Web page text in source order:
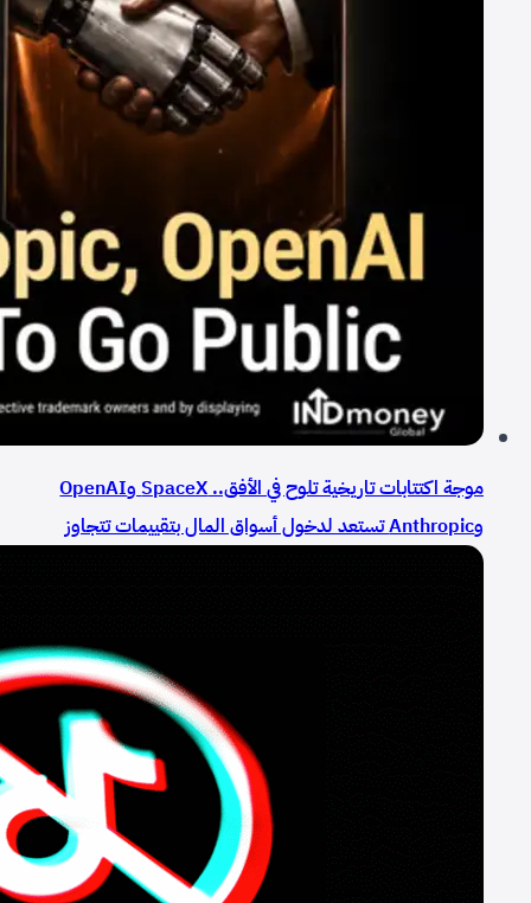
موجة اكتتابات تاريخية تلوح في الأفق.. SpaceX وOpenAI
وAnthropic تستعد لدخول أسواق المال بتقييمات تتجاوز
3.6 تريليون دولار